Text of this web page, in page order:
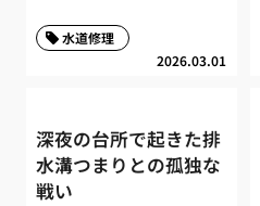
2026.03.01
水道修理
深夜の台所で起きた排
水溝つまりとの孤独な
戦い